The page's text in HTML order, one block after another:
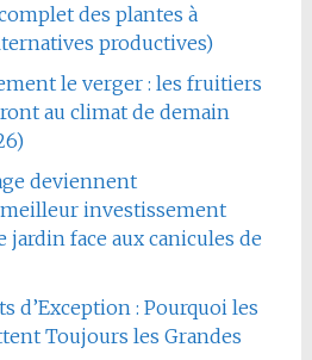
des plantes à
productives)
le verger : les fruitiers
au climat de demain
deviennent
investissement
face aux canicules de
d’Exception : Pourquoi les
Toujours les Grandes